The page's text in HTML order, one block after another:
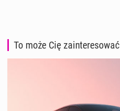
To może Cię zainteresować